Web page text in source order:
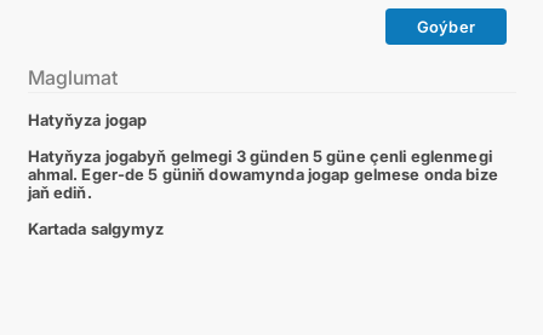
Goýber
Maglumat
Hatyňyza jogap
Hatyňyza jogabyň gelmegi 3 günden 5 güne çenli eglenmegi
ahmal. Eger-de 5 güniň dowamynda jogap gelmese onda bize
jaň ediň.
Kartada salgymyz